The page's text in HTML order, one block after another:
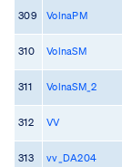
309 VolnaPM
310 VolnaSM
311 VolnaSM_2
312 VV
313 vv_DA204